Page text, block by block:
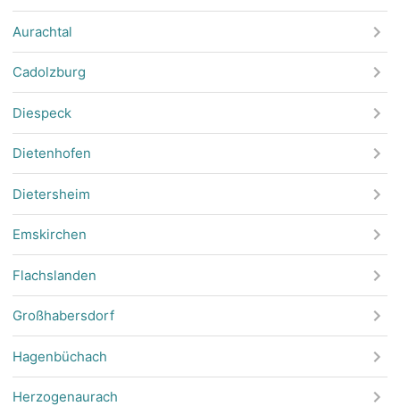
Aurachtal
Cadolzburg
Diespeck
Dietenhofen
Dietersheim
Emskirchen
Flachslanden
Großhabersdorf
Hagenbüchach
Herzogenaurach